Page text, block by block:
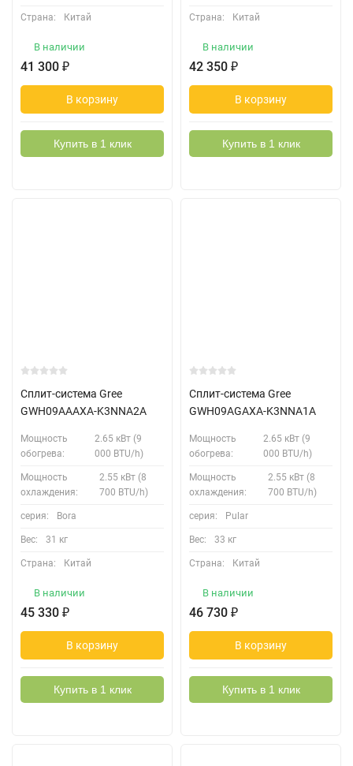
Страна: Китай
В наличии
41 300 ₽
В корзину
Купить в 1 клик
Страна: Китай
В наличии
42 350 ₽
В корзину
Купить в 1 клик
Сплит-система Gree
GWH09AAAXA-K3NNA2A
Мощность
обогрева:
2.65 кВт (9
000 BTU/h)
Мощность
охлаждения:
2.55 кВт (8
700 BTU/h)
серия: Bora
Вес: 31 кг
Страна: Китай
В наличии
45 330 ₽
В корзину
Купить в 1 клик
Сплит-система Gree
GWH09AGAXA-K3NNA1A
Мощность
обогрева:
2.65 кВт (9
000 BTU/h)
Мощность
охлаждения:
2.55 кВт (8
700 BTU/h)
серия: Pular
Вес: 33 кг
Страна: Китай
В наличии
46 730 ₽
В корзину
Купить в 1 клик